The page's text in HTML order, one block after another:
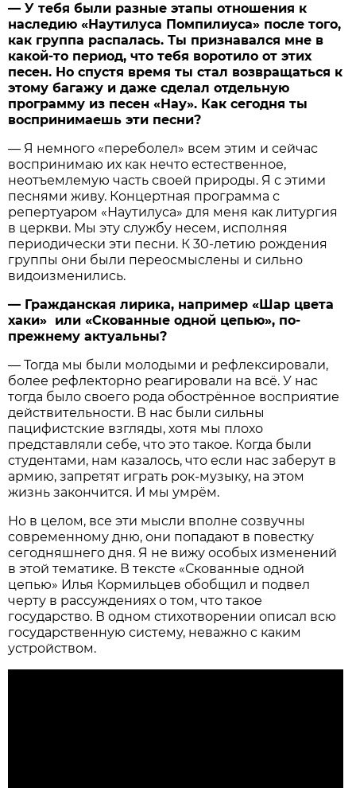
— У тебя были разные этапы отношения к
наследию «Наутилуса Помпилиуса» после того,
как группа распалась. Ты признавался мне в
какой-то период, что тебя воротило от этих
песен. Но спустя время ты стал возвращаться к
этому багажу и даже сделал отдельную
программу из песен «Нау». Как сегодня ты
воспринимаешь эти песни?
— Я немного «переболел» всем этим и сейчас
воспринимаю их как нечто естественное,
неотъемлемую часть своей природы. Я с этими
песнями живу. Концертная программа с
репертуаром «Наутилуса» для меня как литургия
в церкви. Мы эту службу несем, исполняя
периодически эти песни. К 30-летию рождения
группы они были переосмыслены и сильно
видоизменились.
— Гражданская лирика, например «Шар цвета
хаки» или «Скованные одной цепью», по-
прежнему актуальны?
— Тогда мы были молодыми и рефлексировали,
более рефлекторно реагировали на всё. У нас
тогда было своего рода обострённое восприятие
действительности. В нас были сильны
пацифистские взгляды, хотя мы плохо
представляли себе, что это такое. Когда были
студентами, нам казалось, что если нас заберут в
армию, запретят играть рок-музыку, на этом
жизнь закончится. И мы умрём.
Но в целом, все эти мысли вполне созвучны
современному дню, они попадают в повестку
сегодняшнего дня. Я не вижу особых изменений
в этой тематике. В тексте «Скованные одной
цепью» Илья Кормильцев обобщил и подвел
черту в рассуждениях о том, что такое
государство. В одном стихотворении описал всю
государственную систему, неважно с каким
устройством.